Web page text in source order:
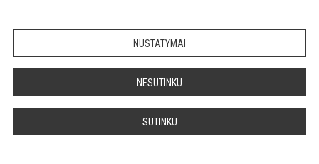
NUSTATYMAI
NESUTINKU
SUTINKU
Kopijuoti turinį be raštiško gimnazijos sutikimo griežtai draudžiama.